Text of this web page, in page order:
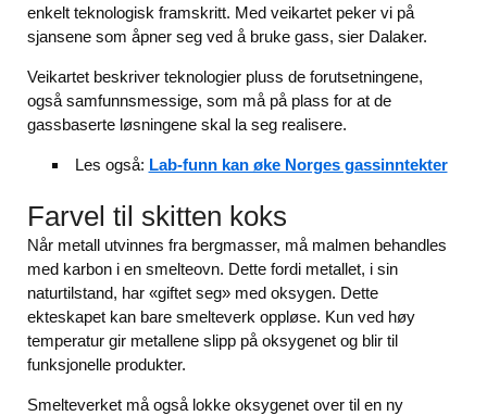
enkelt teknologisk framskritt. Med veikartet peker vi på
sjansene som åpner seg ved å bruke gass, sier Dalaker.
Veikartet beskriver teknologier pluss de forutsetningene,
også samfunnsmessige, som må på plass for at de
gassbaserte løsningene skal la seg realisere.
Les også: Lab-funn kan øke Norges gassinntekter
Farvel til skitten koks
Når metall utvinnes fra bergmasser, må malmen behandles
med karbon i en smelteovn. Dette fordi metallet, i sin
naturtilstand, har «giftet seg» med oksygen. Dette
ekteskapet kan bare smelteverk oppløse. Kun ved høy
temperatur gir metallene slipp på oksygenet og blir til
funksjonelle produkter.
Smelteverket må også lokke oksygenet over til en ny